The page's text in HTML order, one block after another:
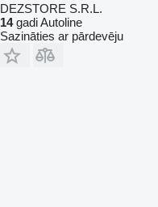
DEZSTORE S.R.L.
14gadi Autoline
Sazināties ar pārdevēju